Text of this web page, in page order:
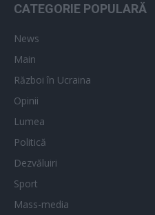
CATEGORIE POPULARĂ
News
Main
Război în Ucraina
Opinii
Lumea
Politică
Dezvăluiri
Sport
Mass-media